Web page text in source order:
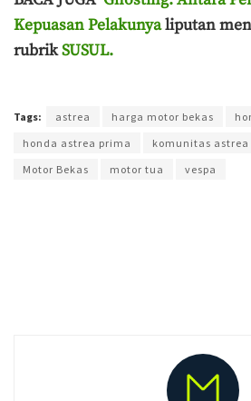
Kepuasan Pelakunyaliputan
rubrikSUSUL.
Tags: astrea harga motor bekas
honda astrea prima
komunitas astrea
Motor Bekas
motor tua vespa